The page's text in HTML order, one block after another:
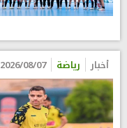
أخبار رياضة 2026/08/07 06:47